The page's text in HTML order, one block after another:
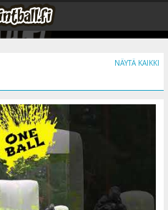
NÄYTÄ KAIKKI